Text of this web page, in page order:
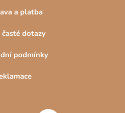
a platba
časté dotazy
podmínky